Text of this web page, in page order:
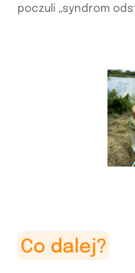
poczuli „syndrom
Co dalej?